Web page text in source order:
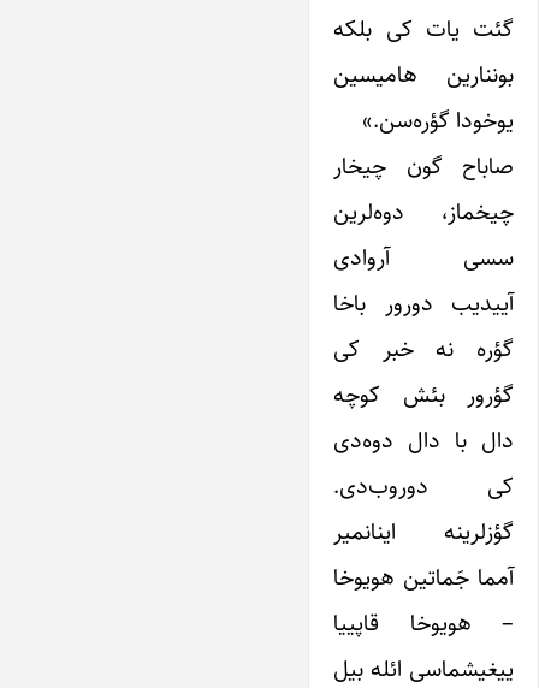
گئت یات کی بلکه
بوننارین هامیسین
یوخودا گؤره‌سن.»
صاباح گون چیخار
چیخماز، دوه‌لرین
سسی آروادی
آییدیب دورور باخا
گؤره نه خبر کی
گؤرور بئش کوچه
دال با دال دوه‌دی
کی دوروب‌دی.
گؤزلرینه اینانمیر
آمما جَماتین هویوخا
– هویوخا قاپییا
ییغیشماسی ائله بیل